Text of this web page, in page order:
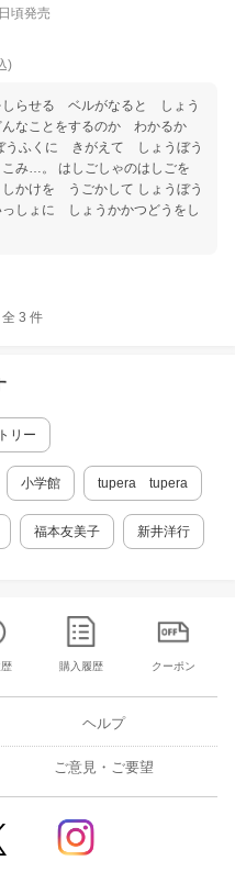
頃発売
)
しらせる ベルがなると しょう
なことをするのか わかるか
うふくに きがえて しょうぼう
み…。 はしごしゃのはしごを
かけを うごかして しょうぼう
しょに しょうかかつどうをし
全 3 件
リー
小学館 tupera tupera
福本友美子 新井洋行
購入履歴 クーポン
ヘルプ
ご意見・ご要望